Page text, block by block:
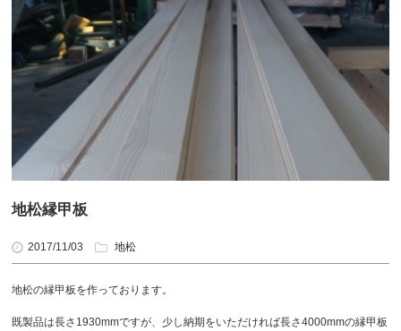
地松縁甲板
2017/11/03 地松
地松の縁甲板を作っております。
既製品は長さ1930mmですが、少し納期をいただければ長さ4000mmの縁甲板